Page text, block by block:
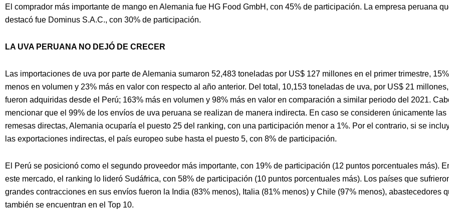
El comprador más importante de mango en Alemania fue HG Food GmbH, con 45% de participación. La empresa peruana
destacó fue Dominus S.A.C., con 30% de participación.
LA UVA PERUANA NO DEJÓ DE CRECER
Las importaciones de uva por parte de Alemania sumaron 52,483 toneladas por US$ 127 millones en el primer trimestre, 15%
menos en volumen y 23% más en valor con respecto al año anterior. Del total, 10,153 toneladas de uva, por US$ 21 millones,
fueron adquiridas desde el Perú; 163% más en volumen y 98% más en valor en comparación a similar periodo del 2021.
mencionar que el 99% de los envíos de uva peruana se realizan de manera indirecta. En caso se consideren únicamente las
remesas directas, Alemania ocuparía el puesto 25 del ranking, con una participación menor a 1%. Por el contrario, si se
las exportaciones indirectas, el país europeo sube hasta el puesto 5, con 8% de participación.
El Perú se posicionó como el segundo proveedor más importante, con 19% de participación (12 puntos porcentuales más).
este mercado, el ranking lo lideró Sudáfrica, con 58% de participación (10 puntos porcentuales más). Los países que
grandes contracciones en sus envíos fueron la India (83% menos), Italia (81% menos) y Chile (97% menos), abastecedores
también se encuentran en el Top 10.